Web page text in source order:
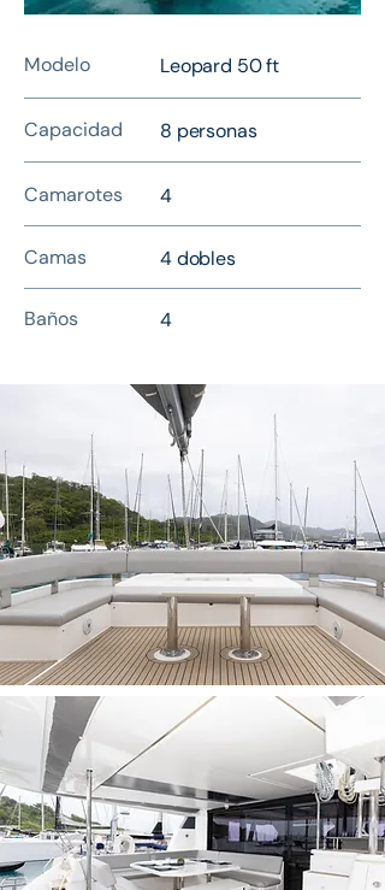
Modelo Leopard 50 ft
Capacidad 8 personas
Camarotes 4
Camas 4 dobles
Baños 4